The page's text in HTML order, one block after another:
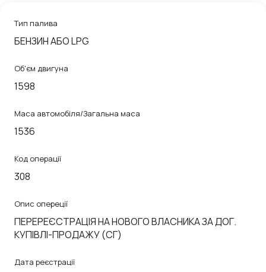
Тип палива
БЕНЗИН АБО LPG
Об'єм двигуна
1598
Маса автомобіля/Загальна маса
1536
Код операції
308
Опис опереції
ПЕРЕРЕЄСТРАЦІЯ НА НОВОГО ВЛАСНИКА ЗА ДОГ.
КУПIВЛI-ПРОДАЖУ (СГ)
Дата реєстрації